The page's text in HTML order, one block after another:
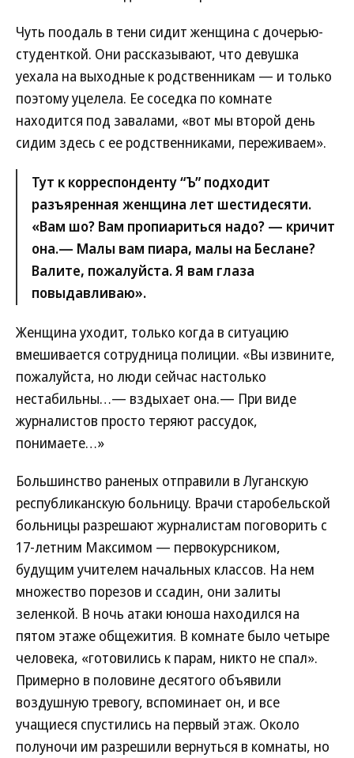
Чуть поодаль в тени сидит женщина с дочерью-
студенткой. Они рассказывают, что девушка
уехала на выходные к родственникам — и только
поэтому уцелела. Ее соседка по комнате
находится под завалами, «вот мы второй день
сидим здесь с ее родственниками, переживаем».
Тут к корреспонденту “Ъ” подходит
разъяренная женщина лет шестидесяти.
«Вам шо? Вам пропиариться надо? — кричит
она.— Малы вам пиара, малы на Беслане?
Валите, пожалуйста. Я вам глаза
повыдавливаю».
Женщина уходит, только когда в ситуацию
вмешивается сотрудница полиции. «Вы извините,
пожалуйста, но люди сейчас настолько
нестабильны…— вздыхает она.— При виде
журналистов просто теряют рассудок,
понимаете…»
Большинство раненых отправили в Луганскую
республиканскую больницу. Врачи старобельской
больницы разрешают журналистам поговорить с
17-летним Максимом — первокурсником,
будущим учителем начальных классов. На нем
множество порезов и ссадин, они залиты
зеленкой. В ночь атаки юноша находился на
пятом этаже общежития. В комнате было четыре
человека, «готовились к парам, никто не спал».
Примерно в половине десятого объявили
воздушную тревогу, вспоминает он, и все
учащиеся спустились на первый этаж. Около
полуночи им разрешили вернуться в комнаты, но